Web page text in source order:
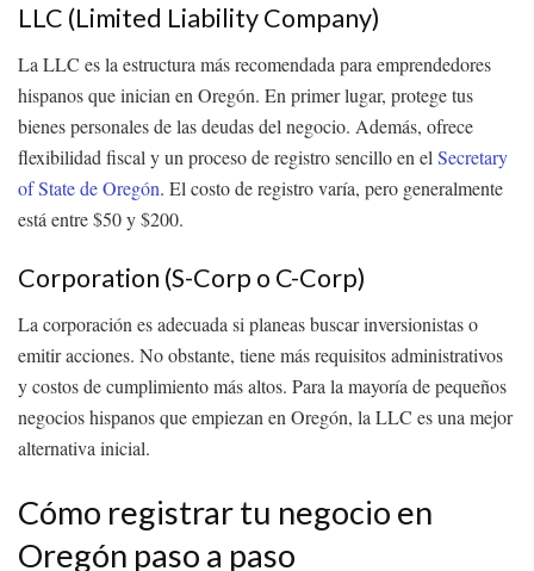
LLC (Limited Liability Company)
La LLC es la estructura más recomendada para emprendedores
hispanos que inician en Oregón. En primer lugar, protege tus
bienes personales de las deudas del negocio. Además, ofrece
flexibilidad fiscal y un proceso de registro sencillo en el Secretary
of State de Oregón. El costo de registro varía, pero generalmente
está entre $50 y $200.
Corporation (S-Corp o C-Corp)
La corporación es adecuada si planeas buscar inversionistas o
emitir acciones. No obstante, tiene más requisitos administrativos
y costos de cumplimiento más altos. Para la mayoría de pequeños
negocios hispanos que empiezan en Oregón, la LLC es una mejor
alternativa inicial.
Cómo registrar tu negocio en
Oregón paso a paso